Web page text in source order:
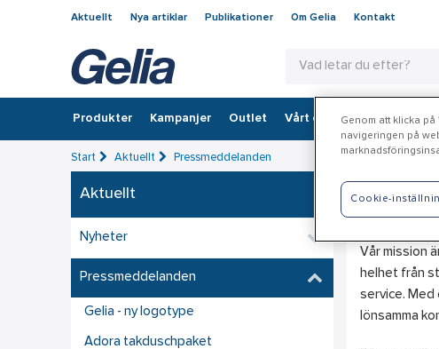
Aktuellt Nya artiklar Publikationer Om Gelia Kontakt
Produkter Kampanjer Outlet Vårt erbjudande Interiör
Start Aktuellt Pressmeddelanden
Aktuellt
Nyheter
Pressmeddelanden
Gelia - ny logotype
Adora takduschpaket
Vår mission
helhet från
service. Med
lönsamma
Genom att klicka
navigeringen på
Cookie-